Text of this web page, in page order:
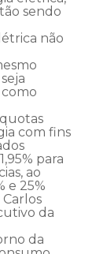
sendo
não
com fins
para
ao
e 25%
da
da